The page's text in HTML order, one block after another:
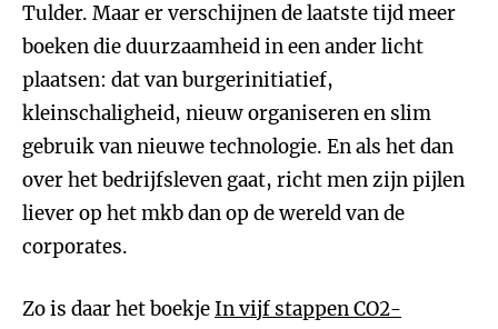
Tulder. Maar er verschijnen de laatste tijd meer
boeken die duurzaamheid in een ander licht
plaatsen: dat van burgerinitiatief,
kleinschaligheid, nieuw organiseren en slim
gebruik van nieuwe technologie. En als het dan
over het bedrijfsleven gaat, richt men zijn pijlen
liever op het mkb dan op de wereld van de
corporates.
Zo is daar het boekjeIn vijf stappen CO2-